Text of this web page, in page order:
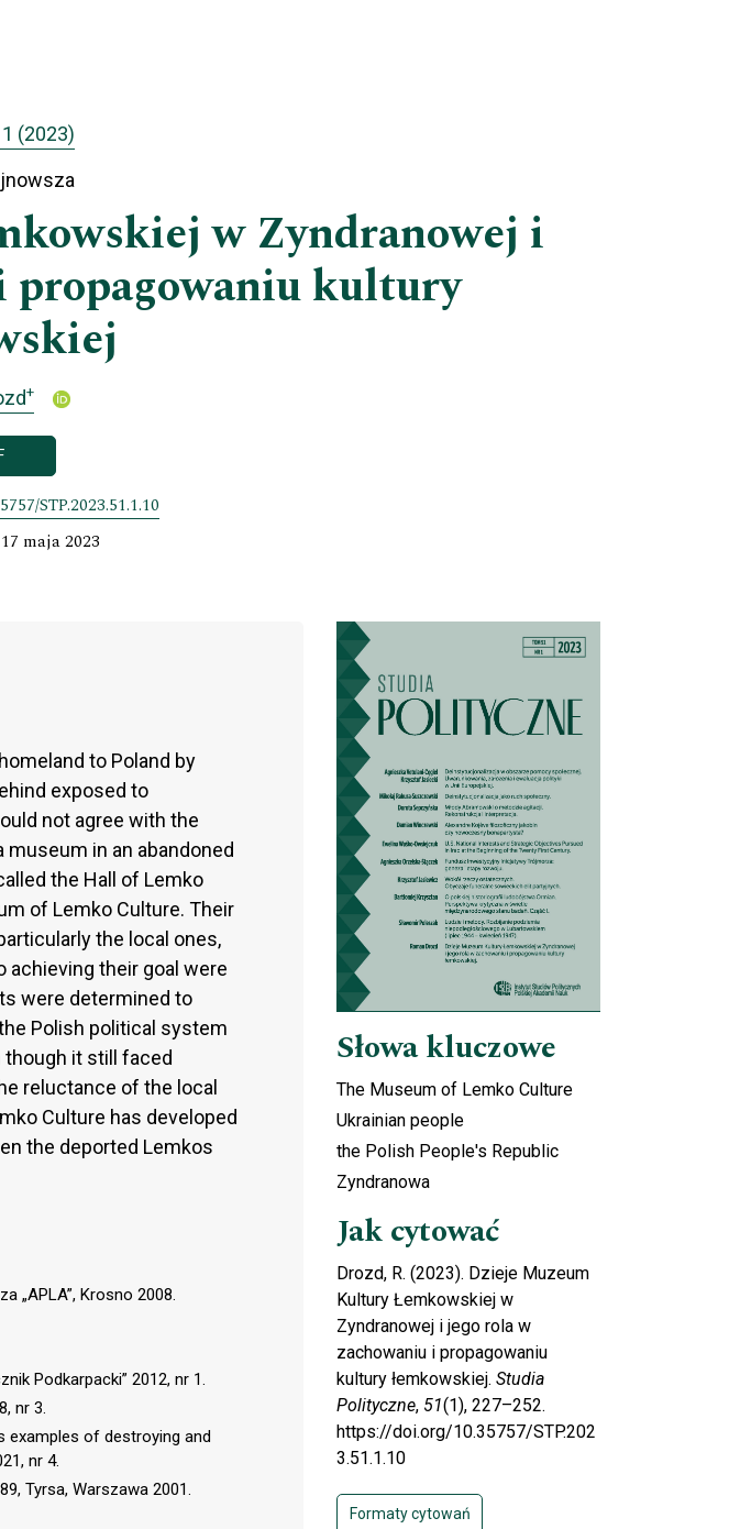
(2023)
w Zyndranowej i
propagowaniu kultury
+
STP.2023.51.1.10
maja 2023
to Poland by
exposed to
not agree with the
in an abandoned
the Hall of Lemko
of Lemko Culture. Their
the local ones,
their goal were
were determined to
Polish political system
it still faced
reluctance of the local
Culture has developed
the deported Lemkos
„APLA”, Krosno 2008.
Podkarpacki” 2012, nr 1.
nr 3.
examples of destroying and
nr 4.
Tyrsa, Warszawa 2001.
Cover image
Słowa kluczowe
The Museum of Lemko Culture
Ukrainian people
the Polish People's Republic
Zyndranowa
Jak cytować
Drozd, R. (2023). Dzieje Muzeum
Kultury Łemkowskiej w
Zyndranowej i jego rola w
zachowaniu i propagowaniu
kultury łemkowskiej. Studia
Polityczne, 51(1), 227–252.
https://doi.org/10.35757/STP.202
3.51.1.10
Formaty cytowań